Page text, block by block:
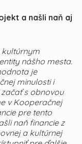
a našli naň aj
kultúrnym
nášho mesta.
je
minulosti i
s obnovou
v Kooperačnej
pre tento
naň financie z
a kultúrnej